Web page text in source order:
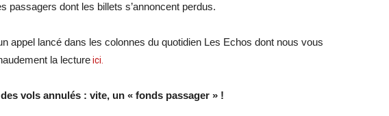
passagers dont les billets s’annoncent perdus.
appel lancé dans les colonnes du quotidien Les Echos dont nous vous
la lectureici.
vols annulés : vite, un « fonds passager » !